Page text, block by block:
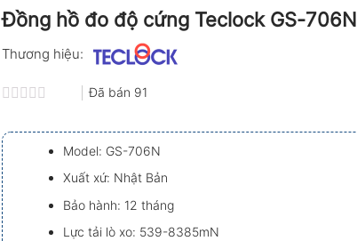
Đồng hồ đo độ cứng Teclock GS-706N
Thương hiệu:
xếp
hạng
0.0
5
sao
Đã bán 91
Model: GS-706N
Xuất xứ: Nhật Bản
Bảo hành: 12 tháng
Lực tải lò xo: 539-8385mN